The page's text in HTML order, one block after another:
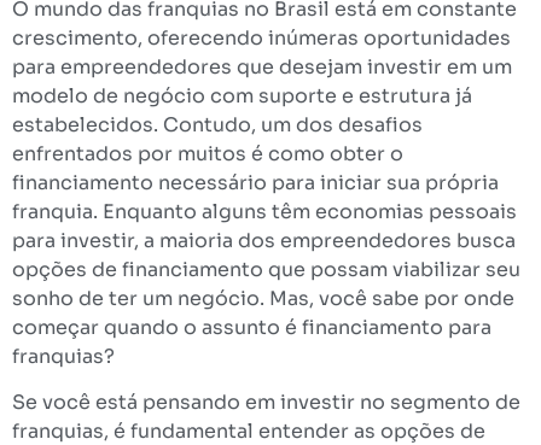
O mundo das franquias no Brasil está em constante
crescimento, oferecendo inúmeras oportunidades
para empreendedores que desejam investir em um
modelo de negócio com suporte e estrutura já
estabelecidos. Contudo, um dos desafios
enfrentados por muitos é como obter o
financiamento necessário para iniciar sua própria
franquia. Enquanto alguns têm economias pessoais
para investir, a maioria dos empreendedores busca
opções de financiamento que possam viabilizar seu
sonho de ter um negócio. Mas, você sabe por onde
começar quando o assunto é financiamento para
franquias?
Se você está pensando em investir no segmento de
franquias, é fundamental entender as opções de